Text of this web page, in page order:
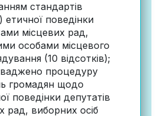
стандартів
етичної поведінки
місцевих рад,
особами місцевого
(10 відсотків);
процедуру
громадян щодо
поведінки депутатів
рад, виборних осіб